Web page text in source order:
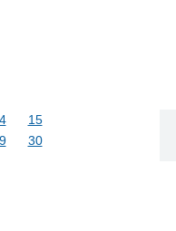
15
30